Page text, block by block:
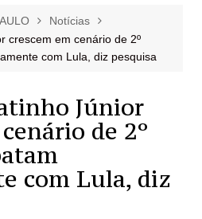
Notícias
crescem em cenário de 2º
com Lula, diz pesquisa
Júnior
de 2º
com Lula, diz